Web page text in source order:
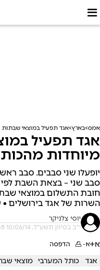
אמס בארץ אגד תפעיל במוצאי שבתות
אגד תפעיל
מיוחדות
יופעלו שני סבבים. סבב
סבב שני – בצאת השבת לפי
חובת התשלום במוצאי
השרות של אגד בירושלים •
יוסי צלניקר
י"ב בסיוון תשע"ד, 10/06/14 12:48
א+א- הדפסה
אגד כותל המערבי מוצאי